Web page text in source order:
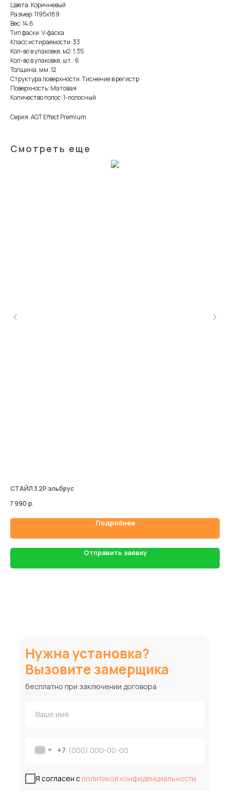
Цвета: Коричневый
Размер: 1195х189
Вес: 14.6
Тип фаски: V-фаска
Класс истираемости: 33
Кол-во в упаковке, м2: 1.35
Кол-во в упаковке, шт.: 6
Толщина, мм: 12
Структура поверхности: Тиснение в регистр
Поверхность: Матовая
Количество полос: 1-полосный
Серия: AGT Effect Premium
Смотреть еще
СТАЙЛ 3 2P эльбрус
7 990 р.
Подробнее
Отправить заявку
Нужна установка?
Вызовите замерщика
+7
Я согласен с политикой конфиденциальности
бесплатно при заключении договора